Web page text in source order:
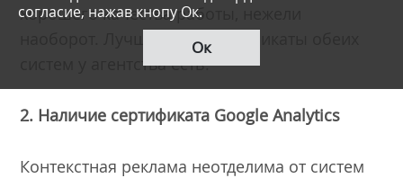
хорошего качества работы, нежели
наоборот. Лучше, если сертификаты обеих
систем у агентства есть.
2. Наличие сертификата Google Analytics
Контекстная реклама неотделима от систем
согласие, нажав кнопу Ок.
Ок